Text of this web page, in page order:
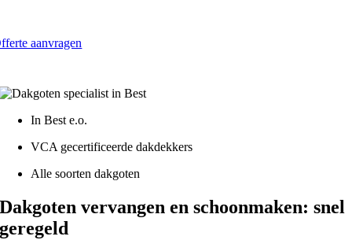
aanvragen
In Best e.o.
VCA gecertificeerde dakdekkers
Alle soorten dakgoten
Dakgoten vervangen en schoonmaken: snel
geregeld